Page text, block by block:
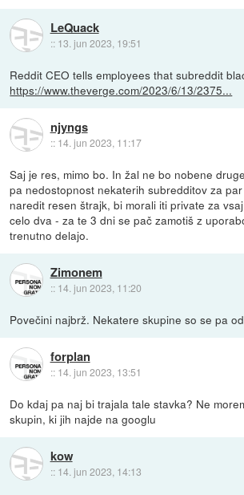
LeQuack
:: 13. jun 2023, 19:51
Reddit CEO tells employees that subreddit
https://www.theverge.com/2023/6/13/2375...
njyngs
:: 14. jun 2023, 11:17
Saj je res, mimo bo. In žal ne bo nobene
pa nedostopnost nekaterih subredditov za
naredit resen štrajk, bi morali iti private za
celo dva - za te 3 dni se pač zamotiš z
trenutno delajo.
Zimonem
:: 14. jun 2023, 11:20
Povečini najbrž. Nekatere skupine so se pa
forplan
:: 14. jun 2023, 13:51
Do kdaj pa naj bi trajala tale stavka? Ne
skupin, ki jih najde na googlu
kow
:: 14. jun 2023, 14:13